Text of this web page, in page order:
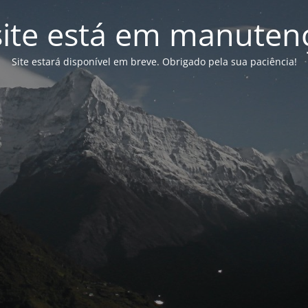
está em
Site estará disponível em breve. Obrigado pela sua paciência!